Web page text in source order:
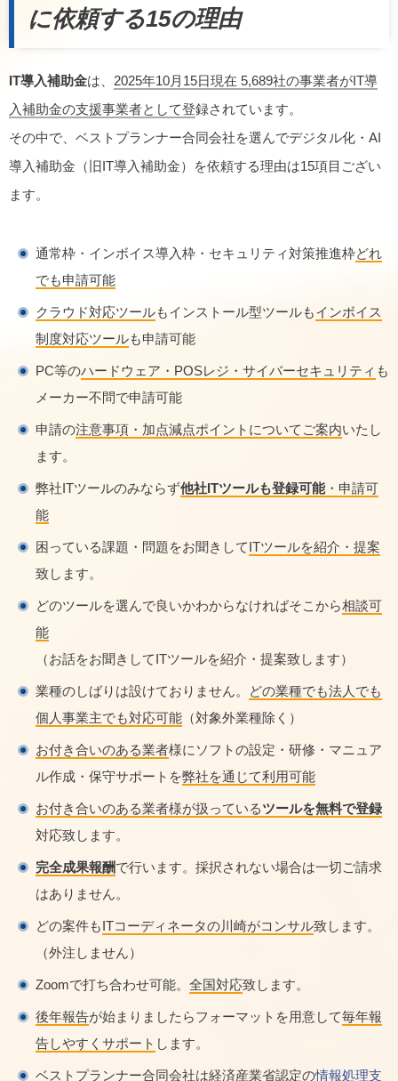
に依頼する15の理由
IT導入補助金は、 2025年10月15日現在 5,689社の事業者がIT導
入補助金の支援事業者として登録されています。
その中で、ベストプランナー合同会社を選んでデジタル化・AI
導入補助金（旧IT導入補助金）を依頼する理由は15項目ござい
ます。
通常枠・インボイス導入枠・セキュリティ対策推進枠どれ
でも申請可能
クラウド対応ツールもインストール型ツールもインボイス
制度対応ツールも申請可能
PC等のハードウェア・POSレジ・サイバーセキュリティ も
メーカー不問で申請可能
申請の注意事項・加点減点ポイントについてご案内いたし
ます。
弊社ITツールのみならず他社ITツールも登録可能・申請可
能
困っている課題・問題をお聞きしてITツールを紹介・提案
致します。
どのツールを選んで良いかわからなければそこから相談可
能
（お話をお聞きしてITツールを紹介・提案致します）
業種のしばりは設けておりません。
どの業種でも法人でも
個人事業主でも対応可能 （対象外業種除く）
お付き合いのある業者様にソフトの設定・研修・マニュア
ル作成・保守サポートを弊社を通じて利用可能
お付き合いのある業者様が扱っているツールを無料で登録
対応致します。
完全成果報酬で行います。採択されない場合は一切ご請求
はありません。
どの案件もITコーディネータの川崎がコンサル致します。
（外注しません）
Zoomで打ち合わせ可能。 全国対応致します。
後年報告が始まりましたらフォーマットを用意して毎年報
告しやすくサポート します。
ベストプランナー合同会社は経済産業省認定の情報処理支